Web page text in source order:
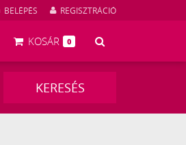
BELÉPÉS REGISZTRÁCIÓ
KOSÁR 0
KERESÉS